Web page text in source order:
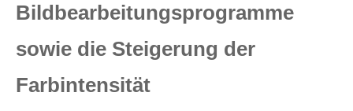
Bildbearbeitungsprogramme
sowie die Steigerung der
Farbintensität